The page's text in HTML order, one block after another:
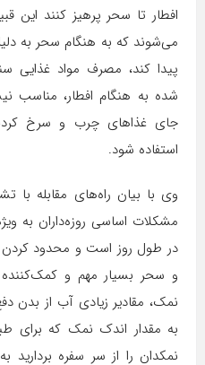
افطار تا سحر پرهیز کنند این
می‌شوند که به هنگام سحر به
پیدا کند، مصرف مواد غذایی
شده به هنگام افطار، مناسب
جای غذاهای چرب و سرخ
استفاده شود.
وی با بیان راه‌های مقابله
مشکلات اساسی روزه‌داران به
در طول روز است و محدود
و سحر بسیار مهم و
نمک، مقادیر زیادی آب از بدن
به مقدار اندک نمک که برای
نمکدان را از سر سفره بردارید